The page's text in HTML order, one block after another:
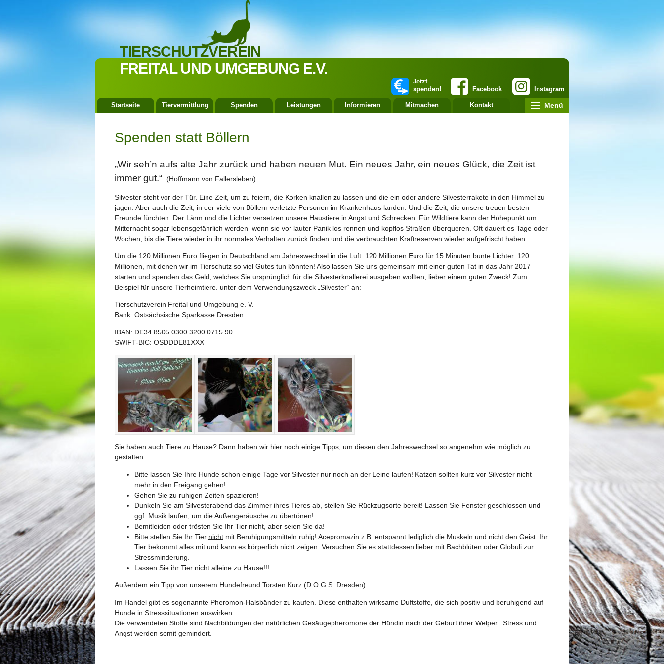
TIERSCHUTZVEREIN
FREITAL UND UMGEBUNG E.V.
Instagram
Facebook
Jetzt
spenden!
Startseite Tiervermittlung Spenden Leistungen Informieren Mitmachen Kontakt Menü
Spenden statt Böllern
„Wir seh’n aufs alte Jahr zurück und haben neuen Mut. Ein neues Jahr, ein neues Glück, die Zeit ist
immer gut.“ (Hoffmann von Fallersleben)
Silvester steht vor der Tür. Eine Zeit, um zu feiern, die Korken knallen zu lassen und die ein oder andere Silvesterrakete in den Himmel zu
jagen. Aber auch die Zeit, in der viele von Böllern verletzte Personen im Krankenhaus landen. Und die Zeit, die unsere treuen besten
Freunde fürchten. Der Lärm und die Lichter versetzen unsere Haustiere in Angst und Schrecken. Für Wildtiere kann der Höhepunkt um
Mitternacht sogar lebensgefährlich werden, wenn sie vor lauter Panik los rennen und kopflos Straßen überqueren. Oft dauert es Tage oder
Wochen, bis die Tiere wieder in ihr normales Verhalten zurück finden und die verbrauchten Kraftreserven wieder aufgefrischt haben.
Um die 120 Millionen Euro fliegen in Deutschland am Jahreswechsel in die Luft. 120 Millionen Euro für 15 Minuten bunte Lichter. 120
Millionen, mit denen wir im Tierschutz so viel Gutes tun könnten! Also lassen Sie uns gemeinsam mit einer guten Tat in das Jahr 2017
starten und spenden das Geld, welches Sie ursprünglich für die Silvesterknallerei ausgeben wollten, lieber einem guten Zweck! Zum
Beispiel für unsere Tierheimtiere, unter dem Verwendungszweck „Silvester“ an:
Tierschutzverein Freital und Umgebung e. V.
Bank: Ostsächsische Sparkasse Dresden
IBAN: DE34 8505 0300 3200 0715 90
SWIFT-BIC: OSDDDE81XXX
Sie haben auch Tiere zu Hause? Dann haben wir hier noch einige Tipps, um diesen den Jahreswechsel so angenehm wie möglich zu
gestalten:
Bitte lassen Sie Ihre Hunde schon einige Tage vor Silvester nur noch an der Leine laufen! Katzen sollten kurz vor Silvester nicht
mehr in den Freigang gehen!
Gehen Sie zu ruhigen Zeiten spazieren!
Dunkeln Sie am Silvesterabend das Zimmer ihres Tieres ab, stellen Sie Rückzugsorte bereit! Lassen Sie Fenster geschlossen und
ggf. Musik laufen, um die Außengeräusche zu übertönen!
Bemitleiden oder trösten Sie Ihr Tier nicht, aber seien Sie da!
Bitte stellen Sie Ihr Tier nicht mit Beruhigungsmitteln ruhig! Acepromazin z.B. entspannt lediglich die Muskeln und nicht den Geist. Ihr
Tier bekommt alles mit und kann es körperlich nicht zeigen. Versuchen Sie es stattdessen lieber mit Bachblüten oder Globuli zur
Stressminderung.
Lassen Sie ihr Tier nicht alleine zu Hause!!!
Außerdem ein Tipp von unserem Hundefreund Torsten Kurz (D.O.G.S. Dresden):
Im Handel gibt es sogenannte Pheromon-Halsbänder zu kaufen. Diese enthalten wirksame Duftstoffe, die sich positiv und beruhigend auf
Hunde in Stresssituationen auswirken.
Die verwendeten Stoffe sind Nachbildungen der natürlichen Gesäugepheromone der Hündin nach der Geburt ihrer Welpen. Stress und
Angst werden somit gemindert.